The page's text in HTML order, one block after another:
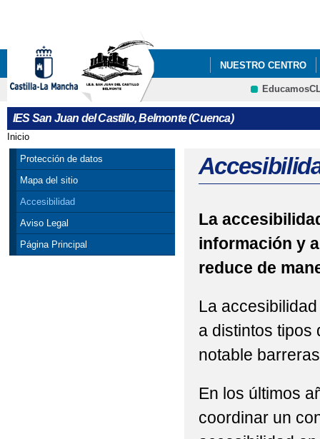
NUESTRO CENTRO
IES San Juan del Castillo, Belmonte (Cuenca)
Se encuentra usted aquí
Inicio
Protección de datos
Mapa del sitio
Accesibilidad
Aviso Legal
Página Principal
La
información y
reduce de
La
a distintos tipos
notable
En los últimos
coordinar un